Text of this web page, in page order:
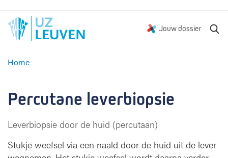
Jouw dossier
Home
c
t
n
Percutane leverbiopsie
Leverbiopsie door de huid (percutaan)
Stukje weefsel via een naald door de huid uit de lever